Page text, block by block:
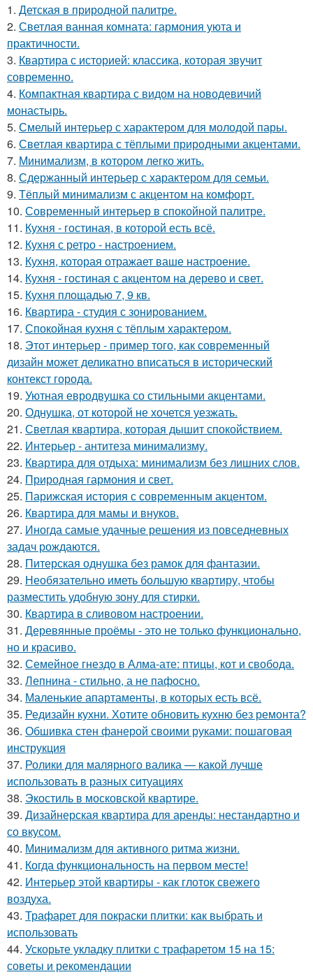
1. Детская в природной палитре.
2. Светлая ванная комната: гармония уюта и
практичности.
3. Квартира с историей: классика, которая звучит
современно.
4. Компактная квартира с видом на новодевичий
монастырь.
5. Смелый интерьер с характером для молодой пары.
6. Светлая квартира с тёплыми природными акцентами.
7. Минимализм, в котором легко жить.
8. Сдержанный интерьер с характером для семьи.
9. Тёплый минимализм с акцентом на комфорт.
10. Современный интерьер в спокойной палитре.
11. Кухня - гостиная, в которой есть всё.
12. Кухня с ретро - настроением.
13. Кухня, которая отражает ваше настроение.
14. Кухня - гостиная с акцентом на дерево и свет.
15. Кухня площадью 7, 9 кв.
16. Квартира - студия с зонированием.
17. Спокойная кухня с тёплым характером.
18. Этот интерьер - пример того, как современный
дизайн может деликатно вписаться в исторический
контекст города.
19. Уютная евродвушка со стильными акцентами.
20. Однушка, от которой не хочется уезжать.
21. Светлая квартира, которая дышит спокойствием.
22. Интерьер - антитеза минимализму.
23. Квартира для отдыха: минимализм без лишних слов.
24. Природная гармония и свет.
25. Парижская история с современным акцентом.
26. Квартира для мамы и внуков.
27. Иногда самые удачные решения из повседневных
задач рождаются.
28. Питерская однушка без рамок для фантазии.
29. Необязательно иметь большую квартиру, чтобы
разместить удобную зону для стирки.
30. Квартира в сливовом настроении.
31. Деревянные проёмы - это не только функционально,
но и красиво.
32. Семейное гнездо в Алма-ате: птицы, кот и свобода.
33. Лепнина - стильно, а не пафосно.
34. Маленькие апартаменты, в которых есть всё.
35. Редизайн кухни. Хотите обновить кухню без ремонта?
36. Обшивка стен фанерой своими руками: пошаговая
инструкция
37. Ролики для малярного валика — какой лучше
использовать в разных ситуациях
38. Экостиль в московской квартире.
39. Дизайнерская квартира для аренды: нестандартно и
со вкусом.
40. Минимализм для активного ритма жизни.
41. Когда функциональность на первом месте!
42. Интерьер этой квартиры - как глоток свежего
воздуха.
43. Трафарет для покраски плитки: как выбрать и
использовать
44. Ускорьте укладку плитки с трафаретом 15 на 15:
советы и рекомендации